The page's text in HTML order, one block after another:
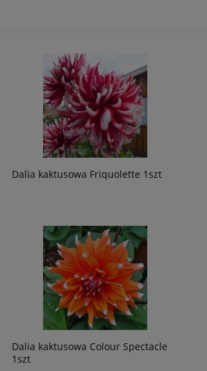
Dalia kaktusowa Friquolette 1szt
Dalia kaktusowa Colour Spectacle
1szt